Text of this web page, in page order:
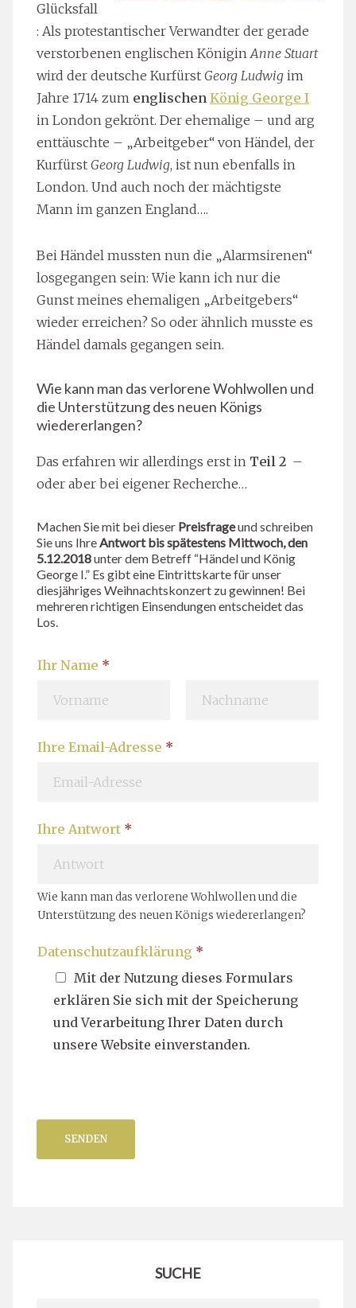
Glücksfall
: Als protestantischer Verwandter der gerade
verstorbenen englischen KöniginAnne Stuart
wird der deutsche Kurfürst Georg Ludwig im
Jahre 1714 zum englischen König George I
in London gekrönt. Der ehemalige – und arg
enttäuschte – „Arbeitgeber“ von Händel, der
Kurfürst Georg Ludwig, ist nun ebenfalls in
London. Und auch noch der mächtigste
Mann im ganzen England….
Bei Händel mussten nun die „Alarmsirenen“
losgegangen sein: Wie kann ich nur die
Gunst meines ehemaligen „Arbeitgebers“
wieder erreichen? So oder ähnlich musste es
Händel damals gegangen sein.
Wie kann man das verlorene Wohlwollen und
die Unterstützung des neuen Königs
wiedererlangen?
Das erfahren wir allerdings erst in Teil 2 –
oder aber bei eigener Recherche…
Machen Sie mit bei dieser Preisfrageund schreiben
Sie uns IhreAntwort bis spätestens Mittwoch, den
5.12.2018unter dem Betreff “Händel und König
George I.” Es gibt eine Eintrittskarte für unser
diesjähriges Weihnachtskonzert zu gewinnen! Bei
mehreren richtigen Einsendungen entscheidet das
Los.
Ihr Name *
o
e
Ihre Email-Adresse *
Ihre Antwort *
Wie kann man das verlorene Wohlwollen und die
Unterstützung des neuen Königs wiedererlangen?
Datenschutzaufklärung *
Mit der Nutzung dieses Formulars
erklären Sie sich mit der Speicherung
und Verarbeitung Ihrer Daten durch
unsere Website einverstanden.
SENDEN
SUCHE